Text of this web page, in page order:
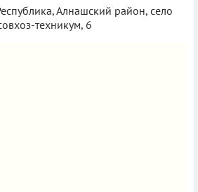
Алнашский район, село
техникум, 6